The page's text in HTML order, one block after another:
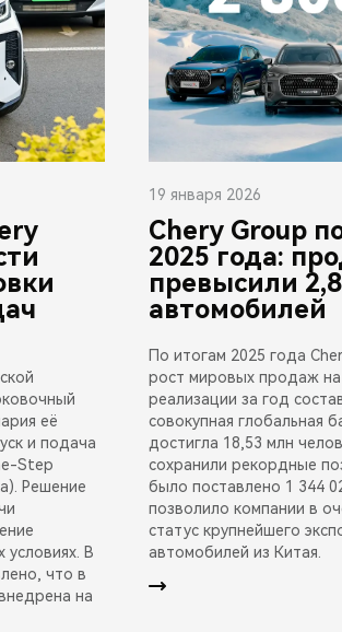
её
и подача
Step
Решение
условиях. В
что в
на
19 января 2026
Chery Group
2025 года:
превысили
автомобилей
По итогам 2025 года
рост мировых продаж
реализации за год
совокупная глобальная
достигла 18,53 млн
сохранили рекордные
было поставлено 1 344
позволило компании в
статус крупнейшего
автомобилей из Китая.